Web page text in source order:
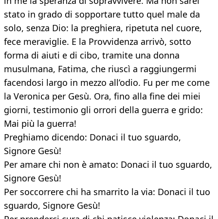
stato in grado di sopportare tutto quel male da
solo, senza Dio: la preghiera, ripetuta nel cuore,
fece meraviglie. E la Provvidenza arrivò, sotto
forma di aiuti e di cibo, tramite una donna
musulmana, Fatima, che riuscì a raggiungermi
facendosi largo in mezzo all’odio. Fu per me come
la Veronica per Gesù. Ora, fino alla fine dei miei
giorni, testimonio gli orrori della guerra e grido:
Mai più la guerra!
Preghiamo dicendo: Donaci il tuo sguardo,
Signore Gesù!
Per amare chi non è amato: Donaci il tuo sguardo,
Signore Gesù!
Per soccorrere chi ha smarrito la via: Donaci il tuo
sguardo, Signore Gesù!